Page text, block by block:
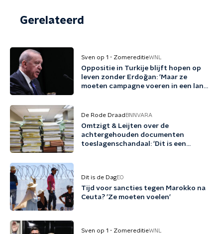
Gerelateerd
Sven op 1 - ZomereditieWNL
Oppositie in Turkije blijft hopen op
leven zonder Erdoğan: 'Maar ze
moeten campagne voeren in een land
De Rode Draad BNNVARA
Omtzigt & Leijten over de
achtergehouden documenten
toeslagenschandaal: 'Dit is een
Dit is de DagEO
Tijd voor sancties tegen Marokko na
Ceuta? 'Ze moeten voelen'
Sven op 1 - ZomereditieWNL